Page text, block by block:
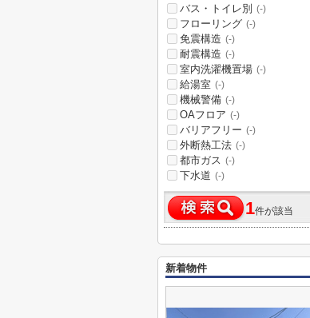
バス・トイレ別 (-)
フローリング (-)
免震構造 (-)
耐震構造 (-)
室内洗濯機置場 (-)
給湯室 (-)
機械警備 (-)
OAフロア (-)
バリアフリー (-)
外断熱工法 (-)
都市ガス (-)
下水道 (-)
1件が該当
新着物件